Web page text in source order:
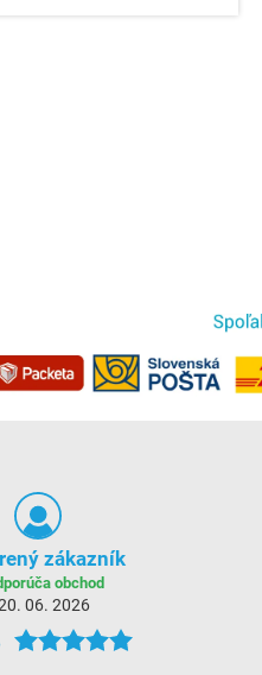
zákazník
obchod
06. 2026